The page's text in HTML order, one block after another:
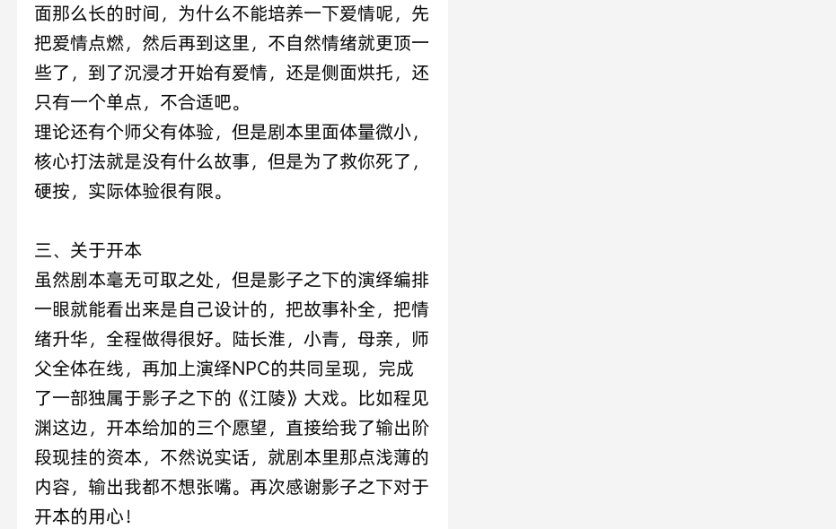
面那么长的时间，为什么不能培养一下爱情呢，先
把爱情点燃，然后再到这里，不自然情绪就更顶一
些了，到了沉浸才开始有爱情，还是侧面烘托，还
只有一个单点，不合适吧。
理论还有个师父有体验，但是剧本里面体量微小，
核心打法就是没有什么故事，但是为了救你死了，
硬按，实际体验很有限。
三、关于开本
虽然剧本毫无可取之处，但是影子之下的演绎编排
一眼就能看出来是自己设计的，把故事补全，把情
绪升华，全程做得很好。陆长淮，小青，母亲，师
父全体在线，再加上演绎NPC的共同呈现，完成
了一部独属于影子之下的《江陵》大戏。比如程见
渊这边，开本给加的三个愿望，直接给我了输出阶
段现挂的资本，不然说实话，就剧本里那点浅薄的
内容，输出我都不想张嘴。再次感谢影子之下对于
开本的用心！